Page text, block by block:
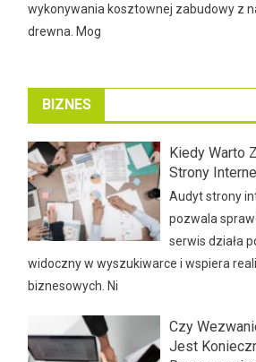
wykonywania kosztownej zabudowy z
drewna. Mog
BIZNES
Kiedy Warto
Strony
Audyt strony
pozwala
serwis działa
widoczny w wyszukiwarce i wspiera
biznesowych. Ni
Czy
Jest